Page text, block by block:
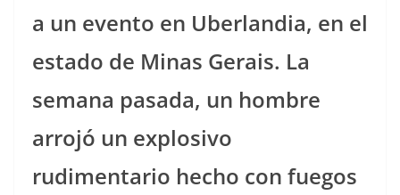
a un evento en Uberlandia, en el
estado de Minas Gerais. La
semana pasada, un hombre
arrojó un explosivo
rudimentario hecho con fuegos